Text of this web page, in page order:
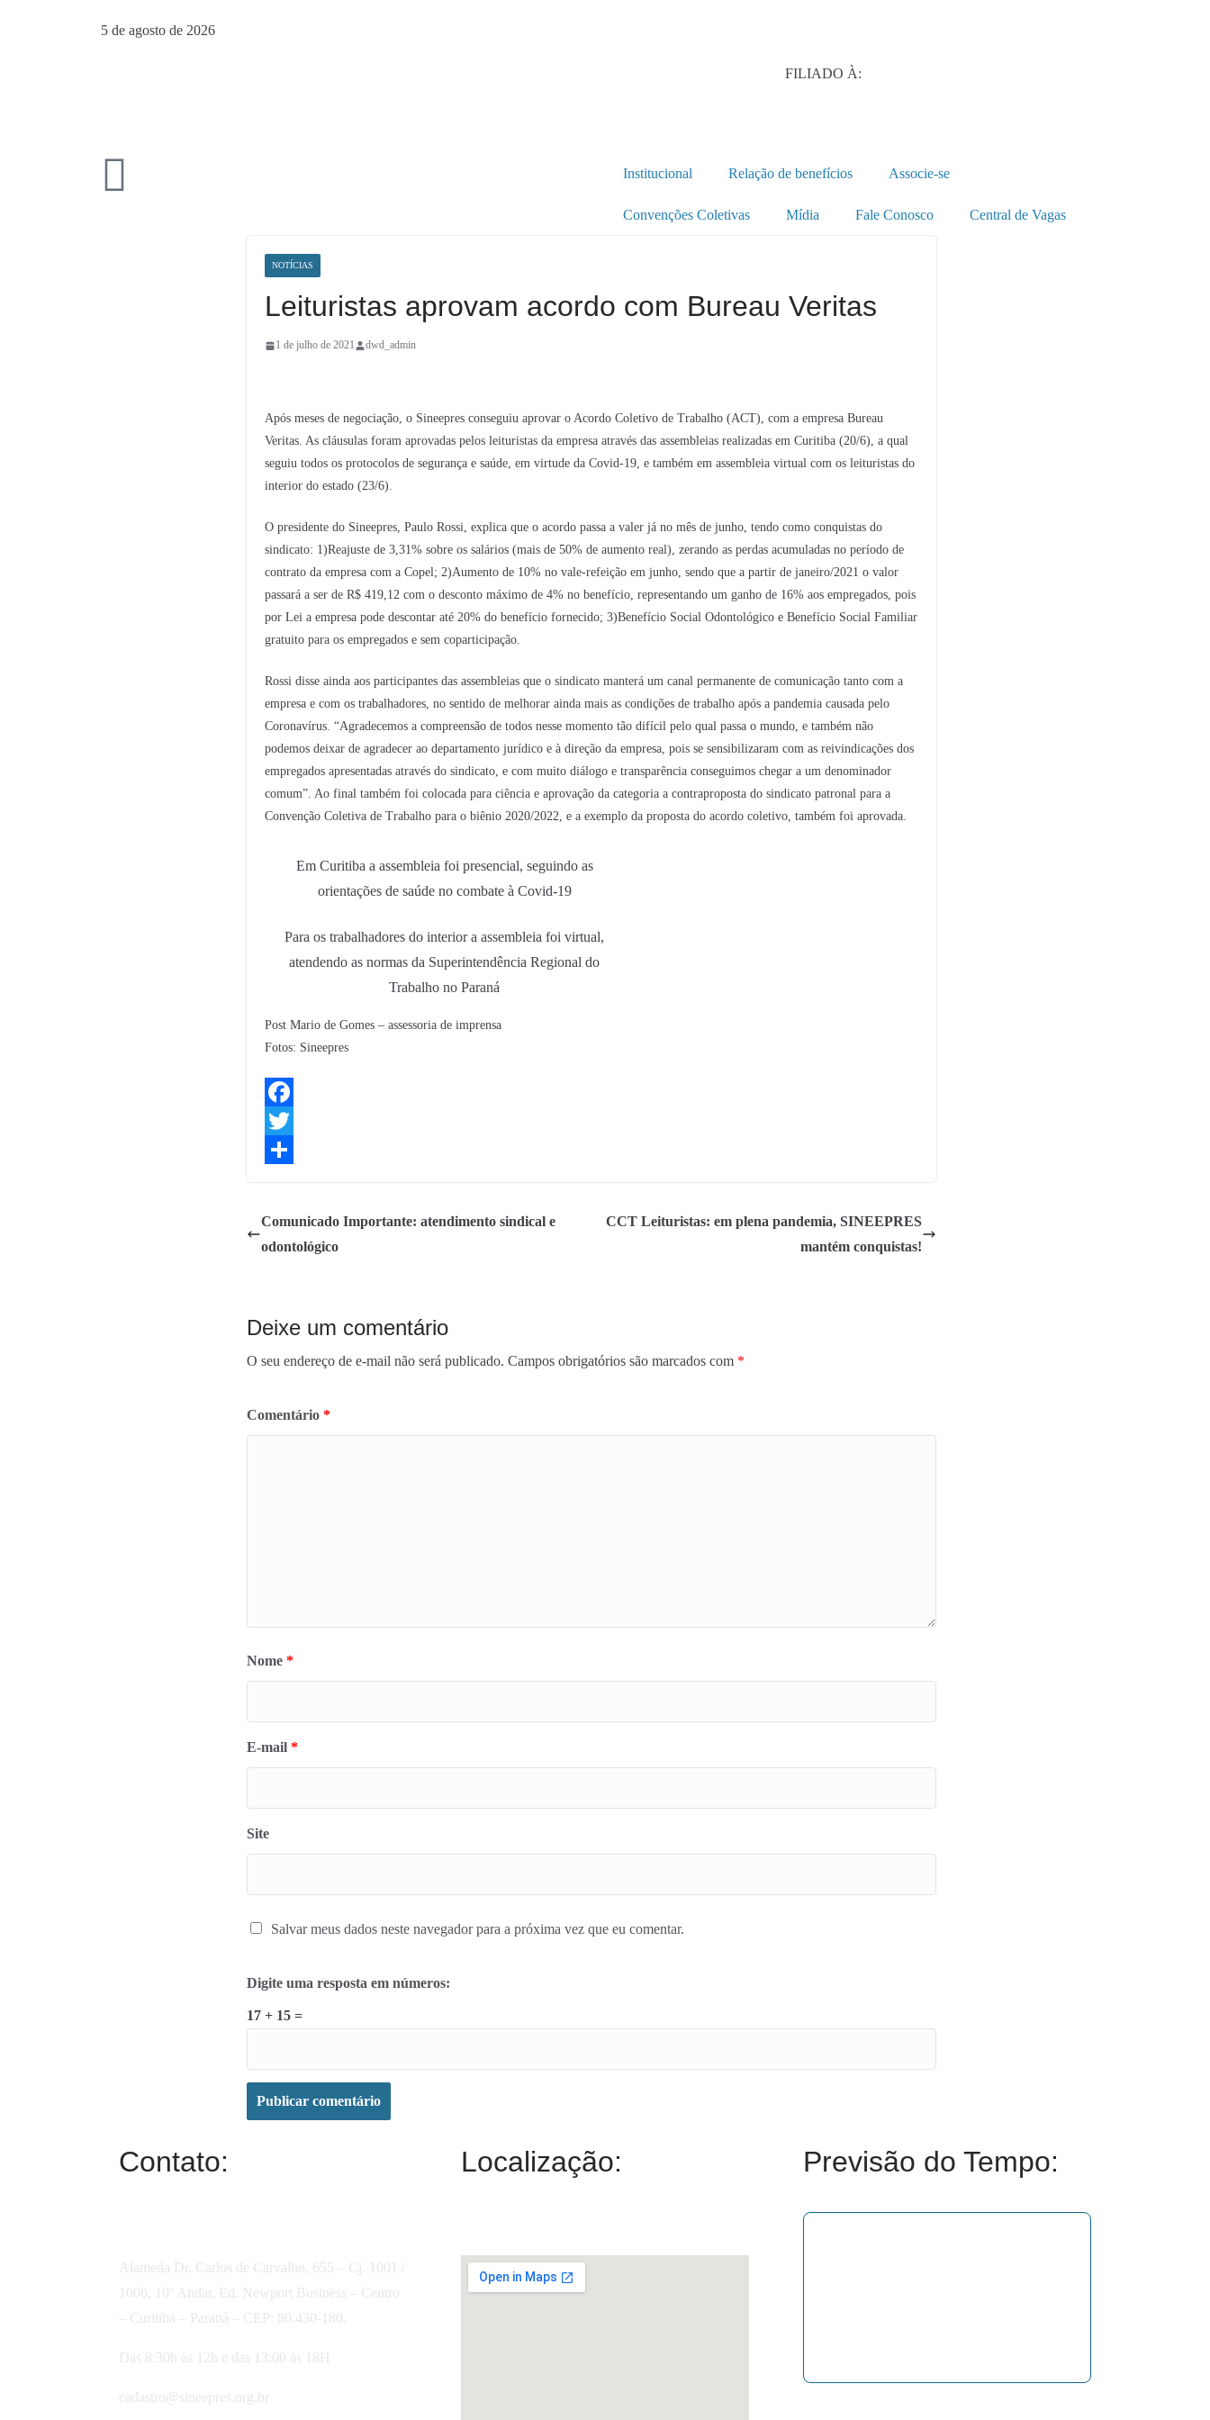
5 de agosto de 2026
FILIADO À:
Institucional Relação de benefícios Associe-se
Convenções Coletivas Mídia Fale Conosco Central de Vagas
NOTÍCIAS
Leituristas aprovam acordo com Bureau Veritas
1 de julho de 2021 dwd_admin
Após meses de negociação, o Sineepres conseguiu aprovar o Acordo Coletivo de Trabalho (ACT), com a empresa Bureau
Veritas. As cláusulas foram aprovadas pelos leituristas da empresa através das assembleias realizadas em Curitiba (20/6), a qual
seguiu todos os protocolos de segurança e saúde, em virtude da Covid-19, e também em assembleia virtual com os leituristas do
interior do estado (23/6).
O presidente do Sineepres, Paulo Rossi, explica que o acordo passa a valer já no mês de junho, tendo como conquistas do
sindicato: 1)Reajuste de 3,31% sobre os salários (mais de 50% de aumento real), zerando as perdas acumuladas no período de
contrato da empresa com a Copel; 2)Aumento de 10% no vale-refeição em junho, sendo que a partir de janeiro/2021 o valor
passará a ser de R$ 419,12 com o desconto máximo de 4% no benefício, representando um ganho de 16% aos empregados, pois
por Lei a empresa pode descontar até 20% do benefício fornecido; 3)Benefício Social Odontológico e Benefício Social Familiar
gratuito para os empregados e sem coparticipação.
Rossi disse ainda aos participantes das assembleias que o sindicato manterá um canal permanente de comunicação tanto com a
empresa e com os trabalhadores, no sentido de melhorar ainda mais as condições de trabalho após a pandemia causada pelo
Coronavírus. “Agradecemos a compreensão de todos nesse momento tão difícil pelo qual passa o mundo, e também não
podemos deixar de agradecer ao departamento jurídico e à direção da empresa, pois se sensibilizaram com as reivindicações dos
empregados apresentadas através do sindicato, e com muito diálogo e transparência conseguimos chegar a um denominador
comum”. Ao final também foi colocada para ciência e aprovação da categoria a contraproposta do sindicato patronal para a
Convenção Coletiva de Trabalho para o biênio 2020/2022, e a exemplo da proposta do acordo coletivo, também foi aprovada.
Em Curitiba a assembleia foi presencial, seguindo as
orientações de saúde no combate à Covid-19
Para os trabalhadores do interior a assembleia foi virtual,
atendendo as normas da Superintendência Regional do
Trabalho no Paraná
Post Mario de Gomes – assessoria de imprensa
Fotos: Sineepres
F
k
T
r
Comunicado Importante: atendimento sindical e
odontológico
CCT Leituristas: em plena pandemia, SINEEPRES
mantém conquistas!
Deixe um comentário
O seu endereço de e-mail não será publicado. Campos obrigatórios são marcados com *
Comentário *
Nome *
E-mail *
Site
Salvar meus dados neste navegador para a próxima vez que eu comentar.
Digite uma resposta em números:
17 + 15 =
Contato:
Alameda Dr. Carlos de Carvalho, 655 – Cj. 1001 /
1006, 10º Andar, Ed. Newport Business – Centro
– Curitiba – Paraná – CEP: 80.430-180.
Das 8:30h às 12h e das 13:00 às 18H
cadastro@sineepres.org.br
Localização: Previsão do Tempo: